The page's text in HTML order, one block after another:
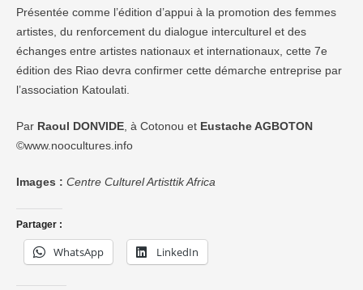
Présentée comme l’édition d’appui à la promotion des femmes
artistes, du renforcement du dialogue interculturel et des
échanges entre artistes nationaux et internationaux, cette 7e
édition des Riao devra confirmer cette démarche entreprise par
l’association Katoulati.
Par Raoul DONVIDE , à Cotonou et Eustache AGBOTON
©www.noocultures.info
Images : Centre Culturel Artisttik Africa
Partager :
WhatsApp LinkedIn